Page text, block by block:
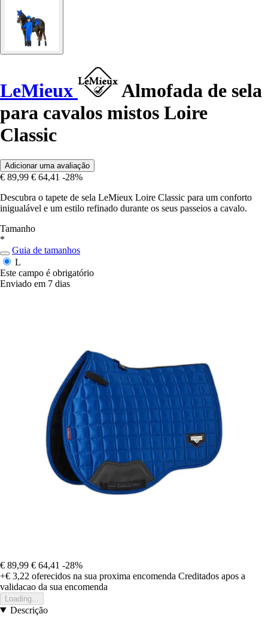
LeMieux
Almofada de sela
para cavalos mistos Loire
Classic
Adicionar uma avaliação
€ 89,99 € 64,41 -28%
Descubra o tapete de sela LeMieux Loire Classic para um conforto
inigualável e um estilo refinado durante os seus passeios a cavalo.
Tamanho
*
Guia de tamanhos
L
Este campo é obrigatório
Enviado em 7 dias
€ 89,99 € 64,41 -28%
+€ 3,22 oferecidos na sua proxima encomenda Creditados apos a
validacao da sua encomenda
Loading...
Descrição